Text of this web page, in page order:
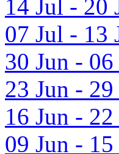
14 Jul - 20
07 Jul - 13
30 Jun -
23 Jun -
16 Jun -
09 Jun -